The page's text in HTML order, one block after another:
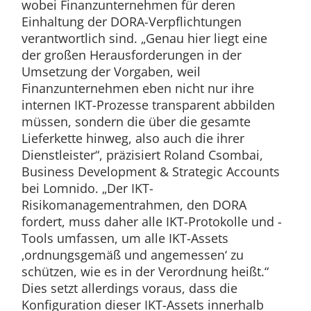
wobei Finanzunternehmen für deren
Einhaltung der DORA-Verpflichtungen
verantwortlich sind. „Genau hier liegt eine
der großen Herausforderungen in der
Umsetzung der Vorgaben, weil
Finanzunternehmen eben nicht nur ihre
internen IKT-Prozesse transparent abbilden
müssen, sondern die über die gesamte
Lieferkette hinweg, also auch die ihrer
Dienstleister“, präzisiert Roland Csombai,
Business Development & Strategic Accounts
bei Lomnido. „Der IKT-
Risikomanagementrahmen, den DORA
fordert, muss daher alle IKT-Protokolle und -
Tools umfassen, um alle IKT-Assets
‚ordnungsgemäß und angemessen‘ zu
schützen, wie es in der Verordnung heißt.“
Dies setzt allerdings voraus, dass die
Konfiguration dieser IKT-Assets innerhalb